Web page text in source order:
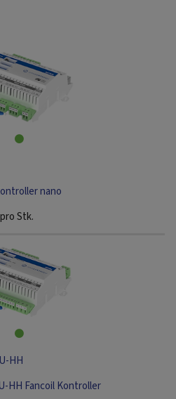
nano
pro Stk.
HH
HH Fancoil Kontroller